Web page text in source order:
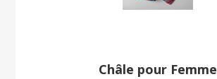
Châle pour Femme